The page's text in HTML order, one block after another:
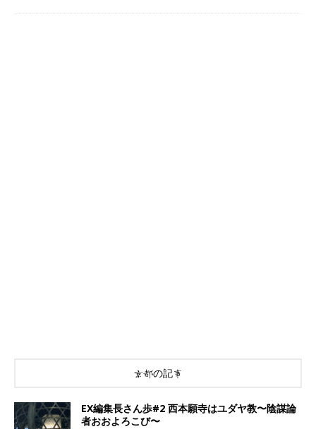
京都の記事
EX編集長さん歩#2 西本願寺はユダヤ教〜陰謀論
者おおよろこび〜